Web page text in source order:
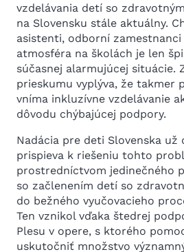
vzdelávania detí so
na Slovensku stále aktuálny.
asistenti, odborní zamestnanci
atmosféra na školách je len
súčasnej alarmujúcej situácie.
prieskumu vyplýva, že takmer
vníma inkluzívne vzdelávanie
dôvodu chýbajúcej podpory.
Nadácia pre deti Slovenska
prispieva k riešeniu tohto
prostredníctvom jedinečného
so začlenením detí so
do bežného vyučovacieho
Ten vznikol vďaka štedrej
Plesu v opere, s ktorého
uskutočniť množstvo